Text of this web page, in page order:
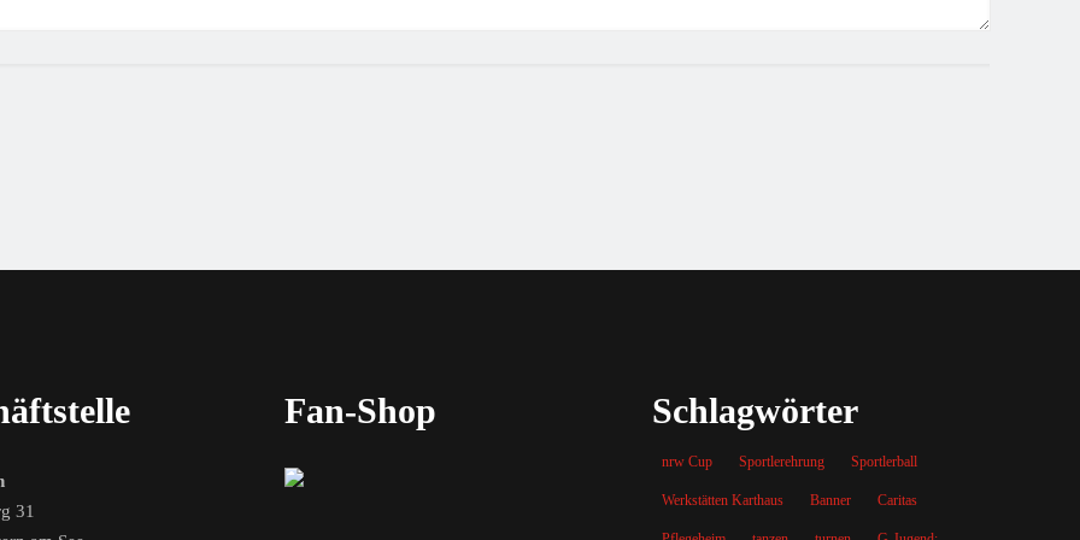
31
Fan-Shop Schlagwörter
nrw Cup Sportlerehrung Sportlerball
Werkstätten Karthaus Banner Caritas